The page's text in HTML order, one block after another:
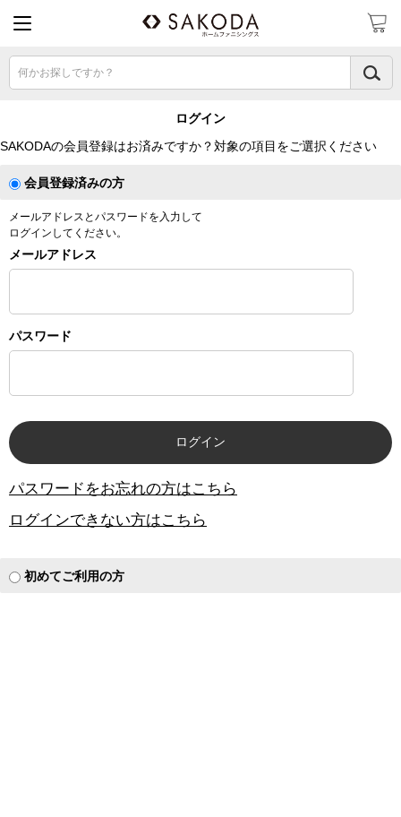
何かお探しですか？
ログイン
SAKODAの会員登録はお済みですか？対象の項目をご選択ください
会員登録済みの方
メールアドレスとパスワードを入力して
ログインしてください。
メールアドレス
パスワード
パスワードをお忘れの方はこちら
ログインできない方はこちら
初めてご利用の方